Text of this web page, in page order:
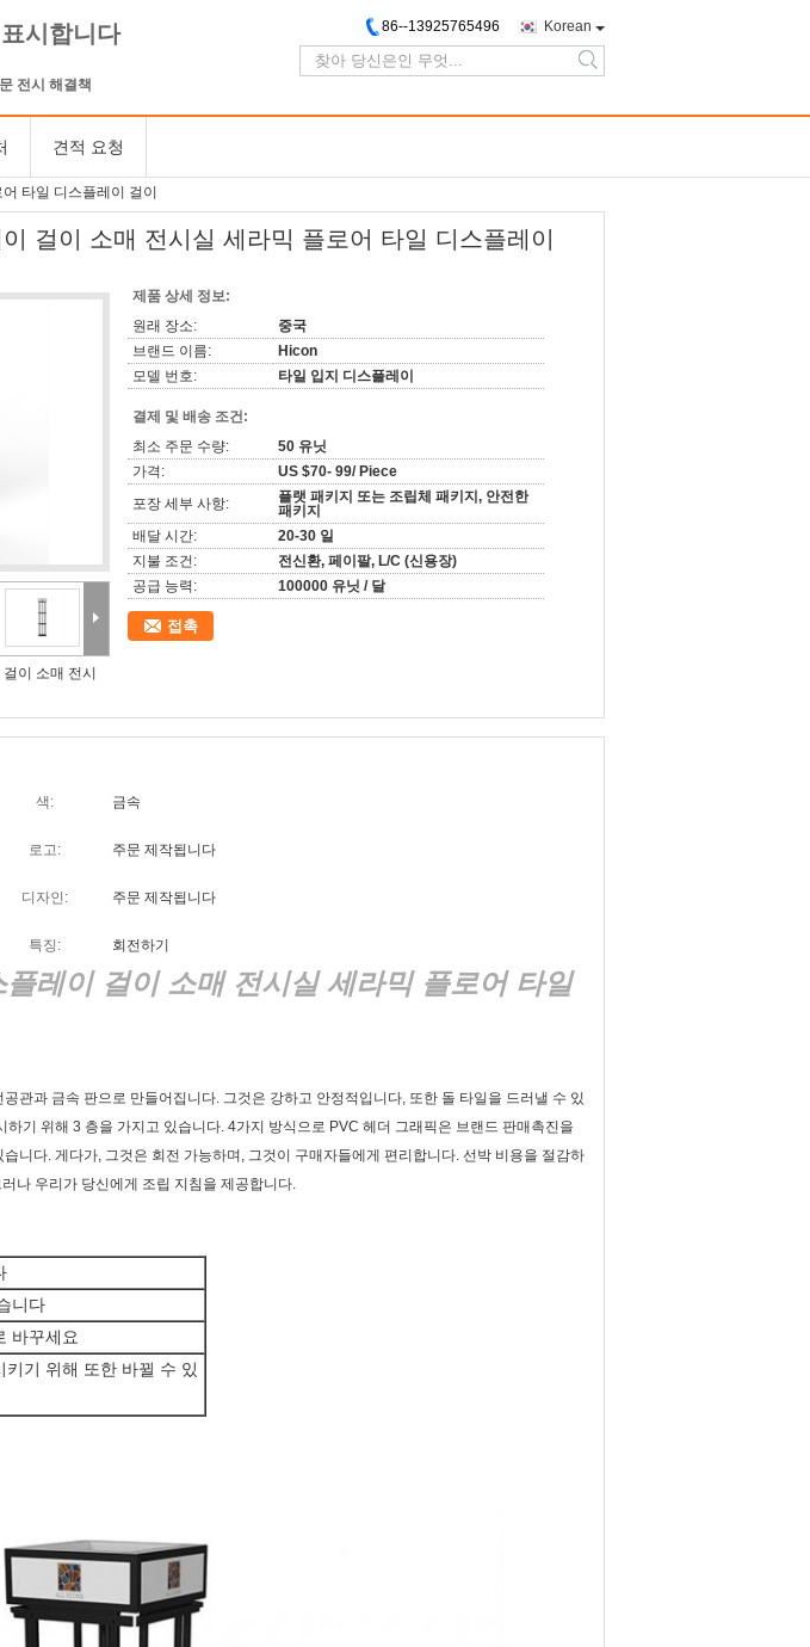
시합니다
전시 해결책
Korean
86--13925765496
search
견적 요청
타일 디스플레이 걸이
걸이 소매 전시실 세라믹 플로어 타일 디스플레이
이 소매 전시
제품 상세 정보:
원래 장소:
중국
브랜드 이름:
Hicon
모델 번호:
타일 입지 디스플레이
결제 및 배송 조건:
최소 주문 수량:
50 유닛
가격:
US $70- 99/ Piece
포장 세부 사항:
플랫 패키지 또는 조립체 패키지, 안전한
패키지
배달 시간:
20-30 일
지불 조건:
전신환, 페이팔, L/C (신용장)
공급 능력:
100000 유닛 / 달
접촉
색: 금속
로고: 주문 제작됩니다
디자인: 주문 제작됩니다
특징: 회전하기
레이 걸이 소매 전시실 세라믹 플로어 타일
관과 금속 판으로 만들어집니다. 그것은 강하고 안정적입니다, 또한 돌 타일을 드러낼 수 있
기 위해 3 층을 가지고 있습니다. 4가지 방식으로 PVC 헤더 그래픽은 브랜드 판매촉진을
니다. 게다가, 그것은 회전 가능하며, 그것이 구매자들에게 편리합니다. 선박 비용을 절감하
나 우리가 당신에게 조립 지침을 제공합니다.
니다
바꾸세요
키기 위해 또한 바뀔 수 있